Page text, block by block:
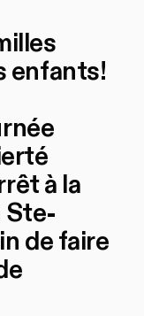
enfants!
à la
Ste-
de faire